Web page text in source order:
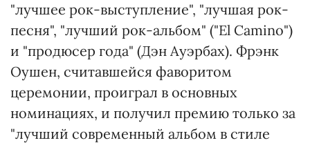
"лучшее рок-выступление", "лучшая рок-
песня", "лучший рок-альбом" ("El Camino")
и "продюсер года" (Дэн Ауэрбах). Фрэнк
Оушен, считавшейся фаворитом
церемонии, проиграл в основных
номинациях, и получил премию только за
"лучший современный альбом в стиле